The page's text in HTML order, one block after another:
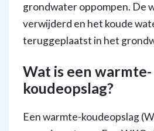
grondwater oppompen. De
verwijderd en het koude
teruggeplaatst in het
Wat is een warmte-
koudeopslag?
Een warmte-koudeopslag